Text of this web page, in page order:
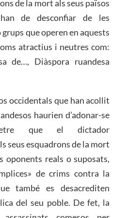
de la mort als seus països
de desconfiar de les
que operen en aquests
atractius i neutres com:
de…, Diàspora ruandesa
occidentals que han acollit
haurien d’adonar-se
que el dictador
seus esquadrons de la mort
oponents reals o suposats,
de crims contra la
també es desacrediten
del seu poble. De fet, la